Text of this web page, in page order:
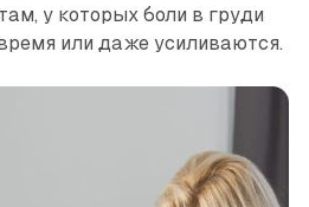
у которых боли в груди
или даже усиливаются.